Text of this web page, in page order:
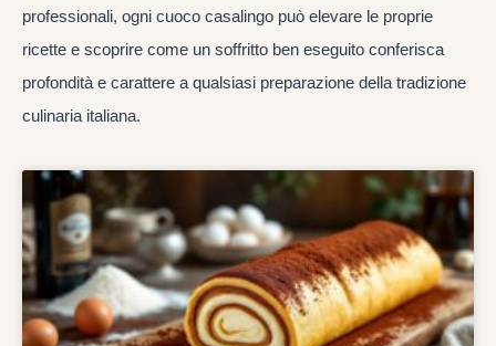
professionali, ogni cuoco casalingo può elevare le proprie
ricette e scoprire come un soffritto ben eseguito conferisca
profondità e carattere a qualsiasi preparazione della tradizione
culinaria italiana.